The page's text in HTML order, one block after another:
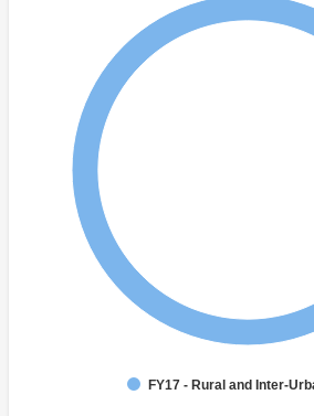
FY17 - Rural and Inter-